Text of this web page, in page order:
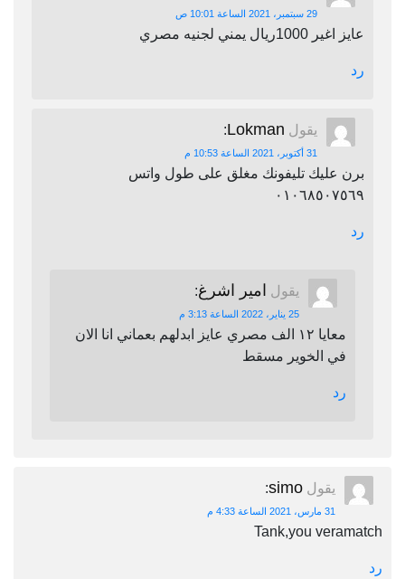
29 سبتمبر، 2021 الساعة 10:01 ص
عايز اغير 1000ريال يمني لجنيه مصري
رد
يقول Lokman
:
31 أكتوبر، 2021 الساعة 10:53 م
برن عليك تليفونك مغلق على طول واتس
٠١٠٦٨٥٠٧٥٦٩
رد
يقول امير اشرغ:
25 يناير، 2022 الساعة 3:13 م
معايا ١٢ الف مصري عايز ابدلهم بعماني انا الان
في الخوير مسقط
رد
يقول simo
:
31 مارس، 2021 الساعة 4:33 م
Tank,you veramatch
رد